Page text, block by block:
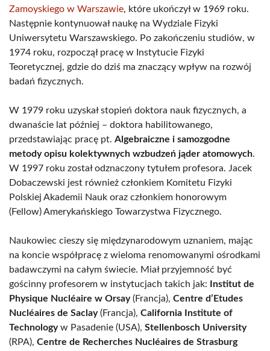
Zamoyskiego w Warszawie, które ukończył w 1969 roku.
Następnie kontynuował naukę na Wydziale Fizyki
Uniwersytetu Warszawskiego. Po zakończeniu studiów, w
1974 roku, rozpoczął pracę w Instytucie Fizyki
Teoretycznej, gdzie do dziś ma znaczący wpływ na rozwój
badań fizycznych.
W 1979 roku uzyskał stopień doktora nauk fizycznych, a
dwanaście lat później – doktora habilitowanego,
przedstawiając pracę pt. Algebraiczne i samozgodne
metody opisu kolektywnych wzbudzeń jąder atomowych.
W 1997 roku został odznaczony tytułem profesora. Jacek
Dobaczewski jest również członkiem Komitetu Fizyki
Polskiej Akademii Nauk oraz członkiem honorowym
(Fellow) Amerykańskiego Towarzystwa Fizycznego.
Naukowiec cieszy się międzynarodowym uznaniem, mając
na koncie współpracę z wieloma renomowanymi ośrodkami
badawczymi na całym świecie. Miał przyjemność być
gościnny profesorem w instytucjach takich jak:
Institut de
Physique Nucléaire w Orsay(Francja), Centre d’Etudes
Nucléaires de Saclay(Francja), California Institute of
Technologyw Pasadenie (USA), Stellenbosch University
(RPA), Centre de Recherches Nucléaires de Strasburg